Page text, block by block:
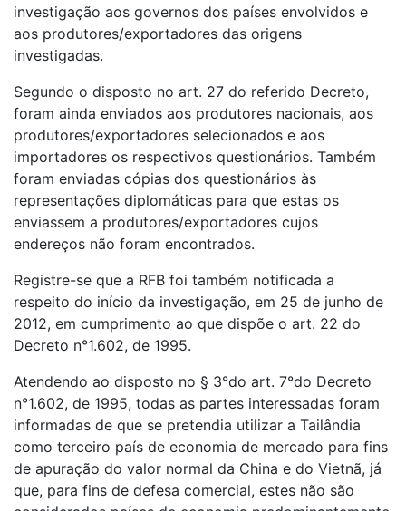
investigação aos governos dos países envolvidos e
aos produtores/exportadores das origens
investigadas.
Segundo o disposto no art. 27 do referido Decreto,
foram ainda enviados aos produtores nacionais, aos
produtores/exportadores selecionados e aos
importadores os respectivos questionários. Também
foram enviadas cópias dos questionários às
representações diplomáticas para que estas os
enviassem a produtores/exportadores cujos
endereços não foram encontrados.
Registre-se que a RFB foi também notificada a
respeito do início da investigação, em 25 de junho de
2012, em cumprimento ao que dispõe o art. 22 do
Decreto n°1.602, de 1995.
Atendendo ao disposto no § 3°do art. 7°do Decreto
n°1.602, de 1995, todas as partes interessadas foram
informadas de que se pretendia utilizar a Tailândia
como terceiro país de economia de mercado para fins
de apuração do valor normal da China e do Vietnã, já
que, para fins de defesa comercial, estes não são